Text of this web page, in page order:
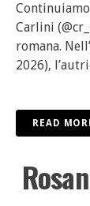
Carlini
romana.
2026),
READ